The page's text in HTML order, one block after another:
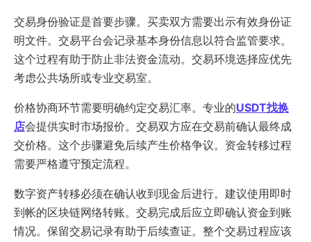
交易身份验证是首要步骤。买卖双方需要出示有效身份证
明文件。交易平台会记录基本身份信息以符合监管要求。
这个过程有助于防止非法资金流动。交易环境选择应优先
考虑公共场所或专业交易室。
价格协商环节需要明确约定交易汇率。专业的USDT找换
店会提供实时市场报价。交易双方应在交易前确认最终成
交价格。这个步骤避免后续产生价格争议。资金转移过程
需要严格遵守预定流程。
数字资产转移必须在确认收到现金后进行。建议使用即时
到帐的区块链网络转账。交易完成后应立即确认资金到账
情况。保留交易记录有助于后续查证。整个交易过程应该